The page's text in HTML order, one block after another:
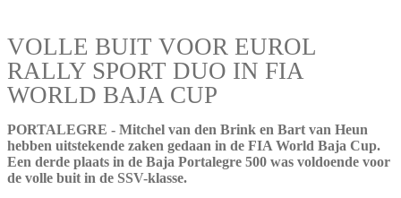
VOLLE BUIT VOOR EUROL
RALLY SPORT DUO IN FIA
WORLD BAJA CUP
PORTALEGRE - Mitchel van den Brink en Bart van Heun
hebben uitstekende zaken gedaan in de FIA World Baja Cup.
Een derde plaats in de Baja Portalegre 500 was voldoende voor
de volle buit in de SSV-klasse.